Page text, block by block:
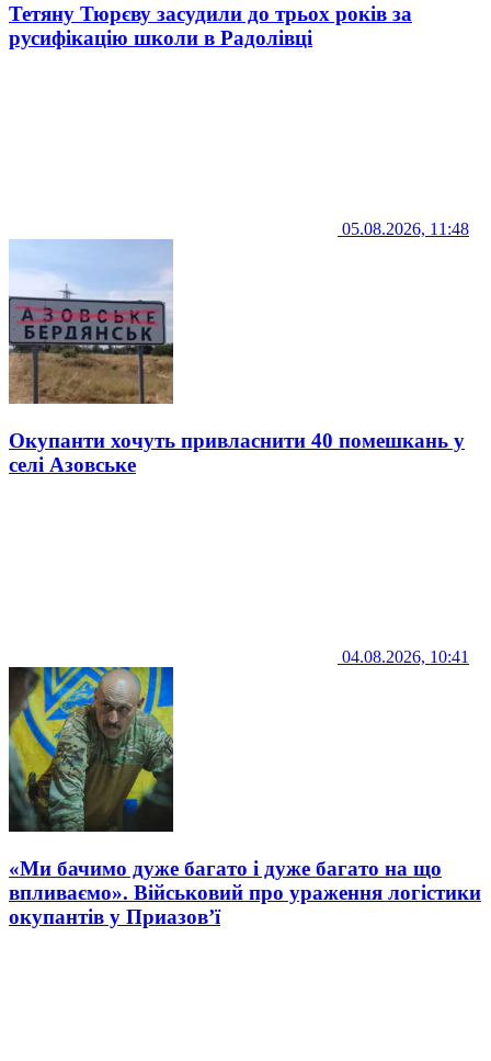
Тетяну Тюрєву засудили до трьох років за
русифікацію школи в Радолівці
05.08.2026, 11:48
Окупанти хочуть привласнити 40 помешкань у
селі Азовське
04.08.2026, 10:41
«Ми бачимо дуже багато і дуже багато на що
впливаємо». Військовий про ураження логістики
окупантів у Приазов’ї